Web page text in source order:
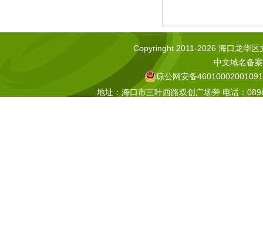
Copyringht 2011-2026 海口龙华区
中文域名备
琼公网安备46010002001091
地址：海口市三叶西路双创广场旁 电话：